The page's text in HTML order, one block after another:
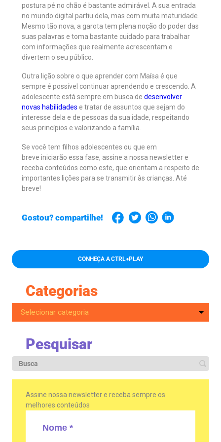
postura pé no chão é bastante admirável. A sua entrada
no mundo digital partiu dela, mas com muita maturidade.
Mesmo tão nova, a garota tem plena noção do poder das
suas palavras e toma bastante cuidado para trabalhar
com informações que realmente acrescentam e
divertem o seu público.
Outra lição sobre o que aprender com Maísa é que
sempre é possível continuar aprendendo e crescendo. A
adolescente está sempre em busca de desenvolver
novas habilidades e tratar de assuntos que sejam do
interesse dela e de pessoas da sua idade, respeitando
seus princípios e valorizando a família.
Se você tem filhos adolescentes ou que em
breve iniciarão essa fase, assine a nossa newsletter e
receba conteúdos como este, que orientam a respeito de
importantes lições para se transmitir às crianças. Até
breve!
Gostou? compartilhe!
CONHEÇA A CTRL+PLAY
Categorias
Pesquisar
Assine nossa newsletter e receba sempre os
melhores conteúdos